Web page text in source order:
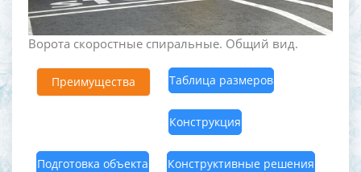
Ворота скоростные спиральные. Общий вид.
Преимущества Таблица размеров
Конструкция
Подготовка объекта Конструктивные решения